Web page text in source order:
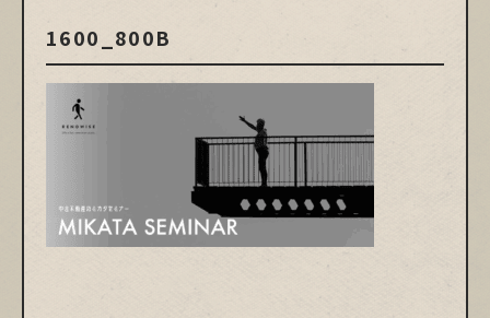
1600_800B